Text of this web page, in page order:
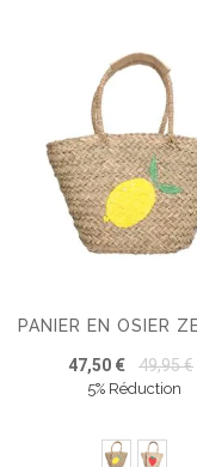
47,50 € 49,95 €
5% Réduction